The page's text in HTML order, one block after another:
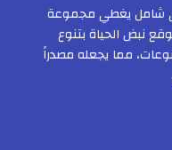
شامل يغطي مجموعة
نبض الحياة بتنوع
مما يجعله مصدراً